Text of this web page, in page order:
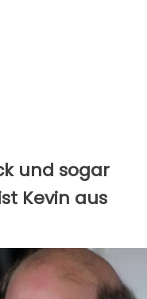
und sogar
Kevin aus